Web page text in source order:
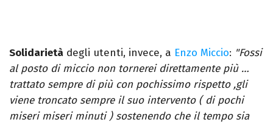
Solidarietà degli utenti, invece, a Enzo Miccio: "Fossi
al posto di miccio non tornerei direttamente più …
trattato sempre di più con pochissimo rispetto ,gli
viene troncato sempre il suo intervento ( di pochi
miseri miseri minuti ) sostenendo che il tempo sia